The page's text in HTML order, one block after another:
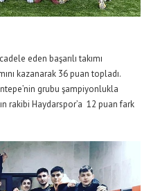
eden başarılı takımı
kazanarak 36 puan topladı.
grubu şampiyonlukla
rakibi Haydarspor’a 12 puan fark